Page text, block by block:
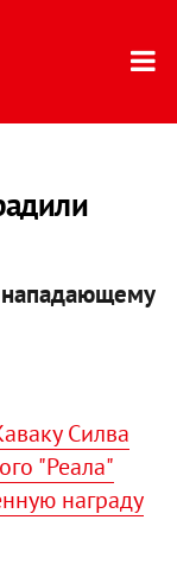
нападающему
Силва
"Реала"
награду